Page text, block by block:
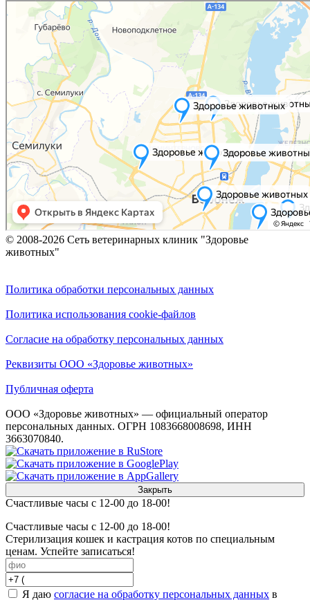
© 2008-2026 Сеть ветеринарных клиник "Здоровье
животных"
Политика обработки персональных данных
Политика использования cookie-файлов
Согласие на обработку персональных данных
Реквизиты ООО «Здоровье животных»
Публичная оферта
ООО «Здоровье животных» — официальный оператор
персональных данных. ОГРН 1083668008698, ИНН
3663070840.
Закрыть
Счастливые часы с 12-00 до 18-00!
Счастливые часы с 12-00 до 18-00!
Стерилизация кошек и кастрация котов по специальным
ценам. Успейте записаться!
Я даю согласие на обработку персональных данных в